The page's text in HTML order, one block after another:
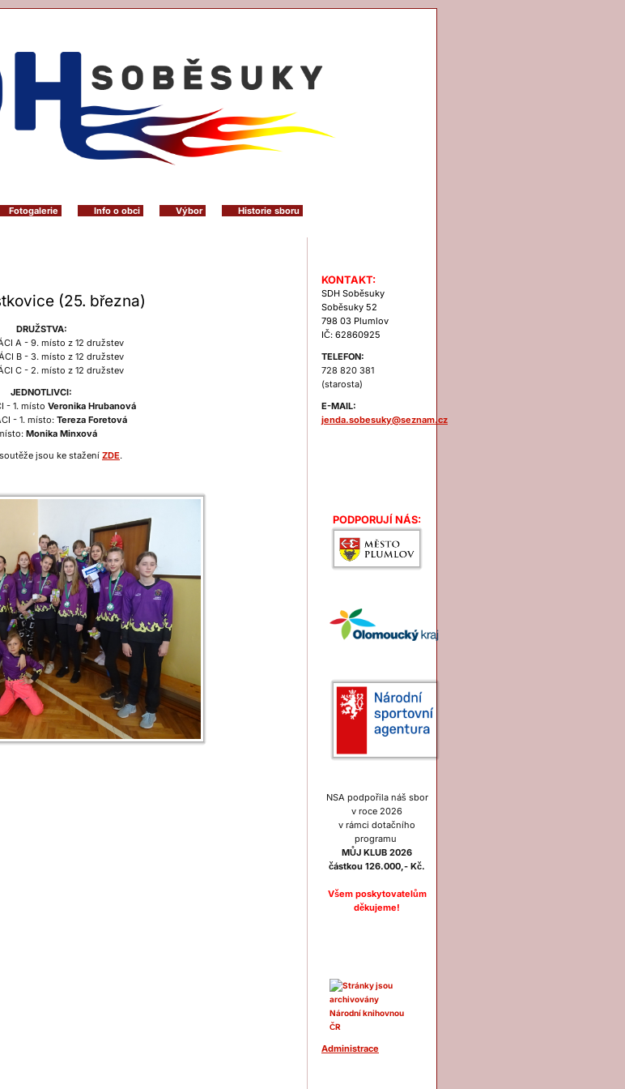
Fotogalerie Info o obci Výbor Historie sboru
KONTAKT:
SDH Soběsuky
Soběsuky 52
798 03 Plumlov
IČ: 62860925
TELEFON:
728 820 381
(starosta)
E-MAIL:
jenda.sobesuky@seznam.cz
PODPORUJÍ NÁS:
NSA podpořila náš sbor
v roce 2026
v rámci dotačního
programu
MŮJ KLUB 2026
částkou 126.000,- Kč.
Všem poskytovatelům
děkujeme!
Administrace
(25. března)
DRUŽSTVA:
A - 9. místo z 12 družstev
B - 3. místo z 12 družstev
C - 2. místo z 12 družstev
JEDNOTLIVCI:
- 1. místo Veronika Hrubanová
- 1. místo: Tereza Foretová
Monika Minxová
jsou ke stažení ZDE.